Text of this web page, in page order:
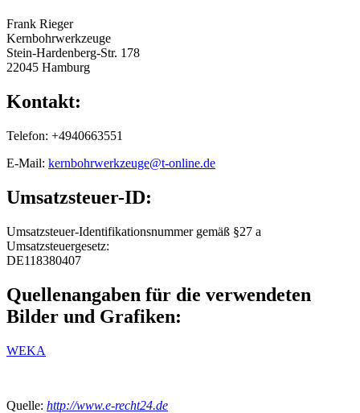
Frank Rieger
Kernbohrwerkzeuge
Stein-Hardenberg-Str. 178
22045 Hamburg
Kontakt:
Telefon: +4940663551
E-Mail: kernbohrwerkzeuge@t-online.de
Umsatzsteuer-ID:
Umsatzsteuer-Identifikationsnummer gemäß §27 a
Umsatzsteuergesetz:
DE118380407
Quellenangaben für die verwendeten
Bilder und Grafiken:
WEKA
Quelle: http://www.e-recht24.de